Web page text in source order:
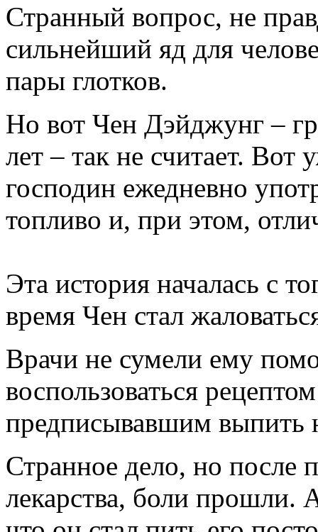
Странный вопрос, не
сильнейший яд для
пары глотков.
Но вот Чен Дэйджунг –
лет – так не считает. Вот
господин ежедневно
топливо и, при этом,
Эта история началась с
время Чен стал
Врачи не сумели ему
воспользоваться
предписывавшим выпить
Странное дело, но после
лекарства, боли прошли.